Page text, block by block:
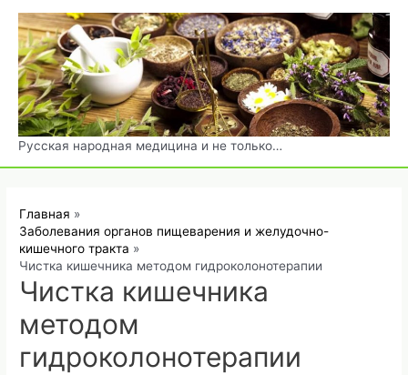
Перейти
содержимому
Русская народная медицина и не только…
Главная
Заболевания органов пищеварения и желудочно-
кишечного тракта
Чистка кишечника методом гидроколонотерапии
Чистка кишечника
методом
гидроколонотерапии